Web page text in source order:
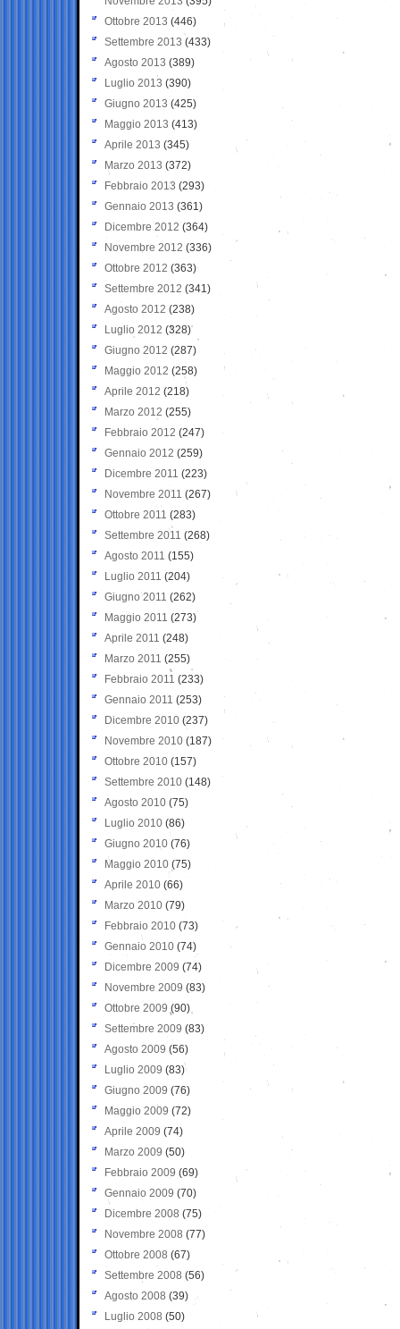
Ottobre 2013 (446)
Settembre 2013 (433)
Agosto 2013 (389)
Luglio 2013 (390)
Giugno 2013 (425)
Maggio 2013 (413)
Aprile 2013 (345)
Marzo 2013 (372)
Febbraio 2013 (293)
Gennaio 2013 (361)
Dicembre 2012 (364)
Novembre 2012 (336)
Ottobre 2012 (363)
Settembre 2012 (341)
Agosto 2012 (238)
Luglio 2012 (328)
Giugno 2012 (287)
Maggio 2012 (258)
Aprile 2012 (218)
Marzo 2012 (255)
Febbraio 2012 (247)
Gennaio 2012 (259)
Dicembre 2011 (223)
Novembre 2011 (267)
Ottobre 2011 (283)
Settembre 2011 (268)
Agosto 2011 (155)
Luglio 2011 (204)
Giugno 2011 (262)
Maggio 2011 (273)
Aprile 2011 (248)
Marzo 2011 (255)
Febbraio 2011 (233)
Gennaio 2011 (253)
Dicembre 2010 (237)
Novembre 2010 (187)
Ottobre 2010 (157)
Settembre 2010 (148)
Agosto 2010 (75)
Luglio 2010 (86)
Giugno 2010 (76)
Maggio 2010 (75)
Aprile 2010 (66)
Marzo 2010 (79)
Febbraio 2010 (73)
Gennaio 2010 (74)
Dicembre 2009 (74)
Novembre 2009 (83)
Ottobre 2009 (90)
Settembre 2009 (83)
Agosto 2009 (56)
Luglio 2009 (83)
Giugno 2009 (76)
Maggio 2009 (72)
Aprile 2009 (74)
Marzo 2009 (50)
Febbraio 2009 (69)
Gennaio 2009 (70)
Dicembre 2008 (75)
Novembre 2008 (77)
Ottobre 2008 (67)
Settembre 2008 (56)
Agosto 2008 (39)
Luglio 2008 (50)